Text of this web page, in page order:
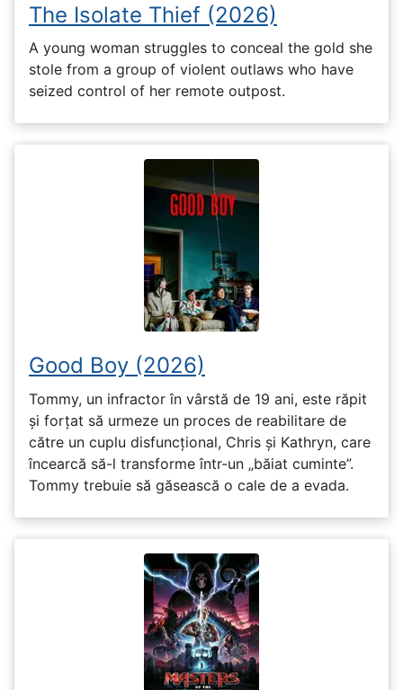
The Isolate Thief (2026)
A young woman struggles to conceal the gold she
stole from a group of violent outlaws who have
seized control of her remote outpost.
Good Boy (2026)
Tommy, un infractor în vârstă de 19 ani, este răpit
și forțat să urmeze un proces de reabilitare de
către un cuplu disfuncțional, Chris și Kathryn, care
încearcă să-l transforme într-un „băiat cuminte”.
Tommy trebuie să găsească o cale de a evada.